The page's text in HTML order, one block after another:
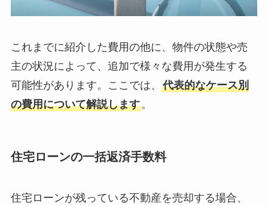
これまでに紹介した費用の他に、物件の状態や売
主の状況によって、追加で様々な費用が発生する
可能性があります。ここでは、 代表的なケース別
の費用について解説します。
住宅ローンの一括返済手数料
住宅ローンが残っている不動産を売却する場合、